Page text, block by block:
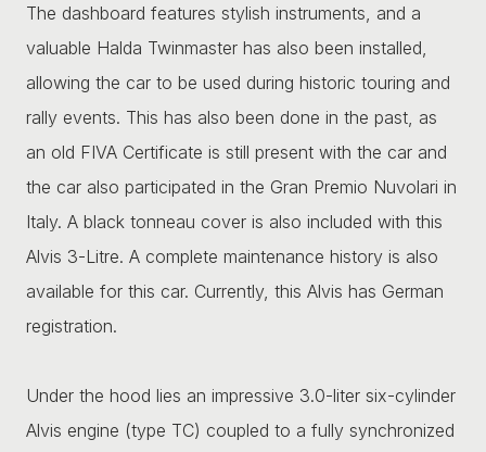
The dashboard features stylish instruments, and a
valuable Halda Twinmaster has also been installed,
allowing the car to be used during historic touring and
rally events. This has also been done in the past, as
an old FIVA Certificate is still present with the car and
the car also participated in the Gran Premio Nuvolari in
Italy. A black tonneau cover is also included with this
Alvis 3-Litre. A complete maintenance history is also
available for this car. Currently, this Alvis has German
registration.
Under the hood lies an impressive 3.0-liter six-cylinder
Alvis engine (type TC) coupled to a fully synchronized